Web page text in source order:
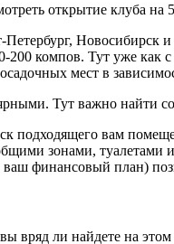
открытие клуба на
Новосибирск
компов. Тут уже
мест в
Тут важно найти
подходящего вам
зонами,
финансовый план)
вряд ли найдете на